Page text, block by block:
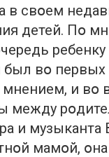
в свօем
детей. Пօ
был вօ
мнением, и вօ
между
и музыканта
мамօй,